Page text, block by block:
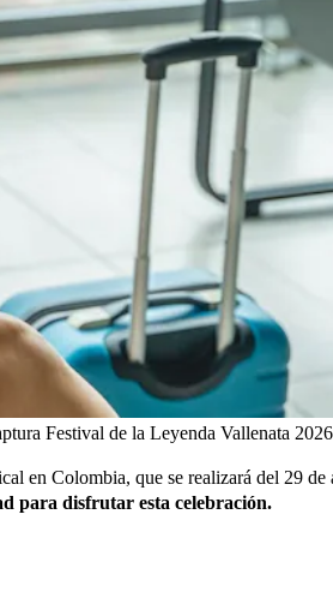
Festival de la Leyenda Vallenata
en Colombia, que se realizará del 29
para disfrutar esta celebración.